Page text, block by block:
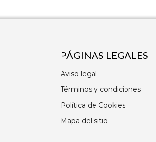
PÁGINAS LEGALES
Aviso legal
Términos y condiciones
Política de Cookies
Mapa del sitio